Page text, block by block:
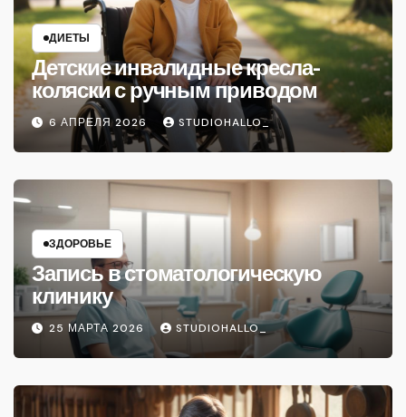
ДИЕТЫ
Детские инвалидные кресла-
коляски с ручным приводом
6 АПРЕЛЯ 2026 STUDIOHALLO_
ЗДОРОВЬЕ
Запись в стоматологическую
клинику
25 МАРТА 2026 STUDIOHALLO_